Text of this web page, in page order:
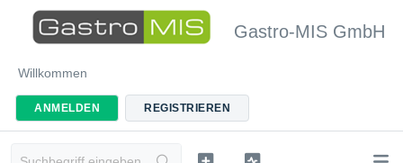
Gastro-MIS GmbH
Willkommen
ANMELDEN REGISTRIEREN